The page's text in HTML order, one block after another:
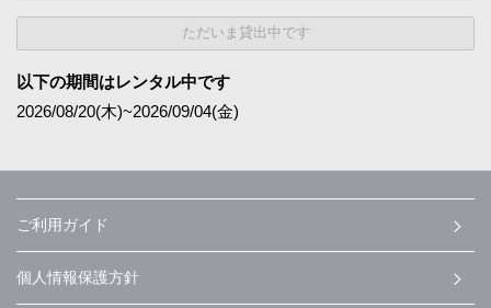
ただいま貸出中です
以下の期間はレンタル中です
2026/08/20(木)~2026/09/04(金)
ご利用ガイド
個人情報保護方針